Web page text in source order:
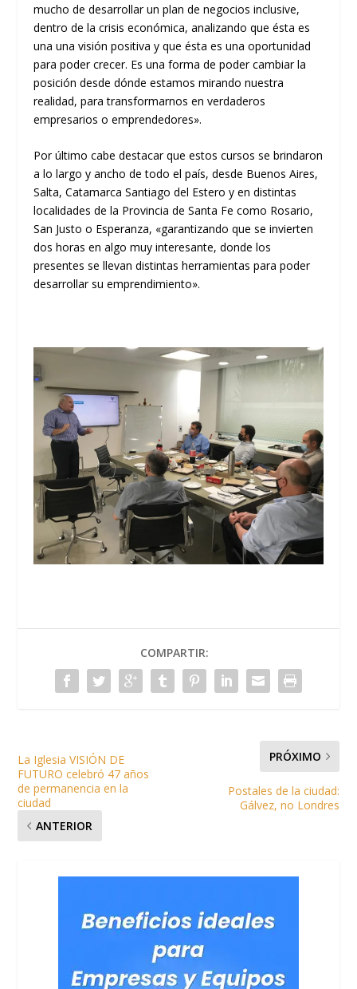
mucho de desarrollar un plan de negocios inclusive,
dentro de la crisis económica, analizando que ésta es
una una visión positiva y que ésta es una oportunidad
para poder crecer. Es una forma de poder cambiar la
posición desde dónde estamos mirando nuestra
realidad, para transformarnos en verdaderos
empresarios o emprendedores».
Por último cabe destacar que estos cursos se brindaron
a lo largo y ancho de todo el país, desde Buenos Aires,
Salta, Catamarca Santiago del Estero y en distintas
localidades de la Provincia de Santa Fe como Rosario,
San Justo o Esperanza, «garantizando que se invierten
dos horas en algo muy interesante, donde los
presentes se llevan distintas herramientas para poder
desarrollar su emprendimiento».
COMPARTIR:
La Iglesia VISIÓN DE
FUTURO celebró 47 años
de permanencia en la
ciudad
ANTERIOR
PRÓXIMO
Postales de la ciudad:
Gálvez, no Londres